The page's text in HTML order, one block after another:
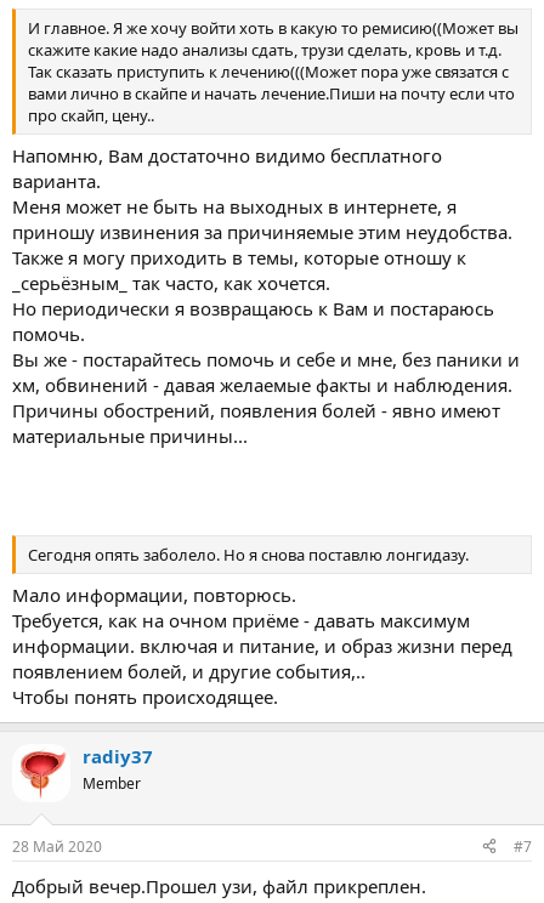
И главное. Я же хочу войти хоть в какую то ремисию((Может вы
скажите какие надо анализы сдать, трузи сделать, кровь и т.д.
Так сказать приступить к лечению(((Может пора уже связатся с
вами лично в скайпе и начать лечение.Пиши на почту если что
про скайп, цену..
Напомню, Вам достаточно видимо бесплатного
варианта.
Меня может не быть на выходных в интернете, я
приношу извинения за причиняемые этим неудобства.
Также я могу приходить в темы, которые отношу к
_серьёзным_ так часто, как хочется.
Но периодически я возвращаюсь к Вам и постараюсь
помочь.
Вы же - постарайтесь помочь и себе и мне, без паники и
хм, обвинений - давая желаемые факты и наблюдения.
Причины обострений, появления болей - явно имеют
материальные причины...
Сегодня опять заболело. Но я снова поставлю лонгидазу.
Мало информации, повторюсь.
Требуется, как на очном приёме - давать максимум
информации. включая и питание, и образ жизни перед
появлением болей, и другие события,..
Чтобы понять происходящее.
radiy37
Member
28 Май 2020 #7
Добрый вечер.Прошел узи, файл прикреплен.